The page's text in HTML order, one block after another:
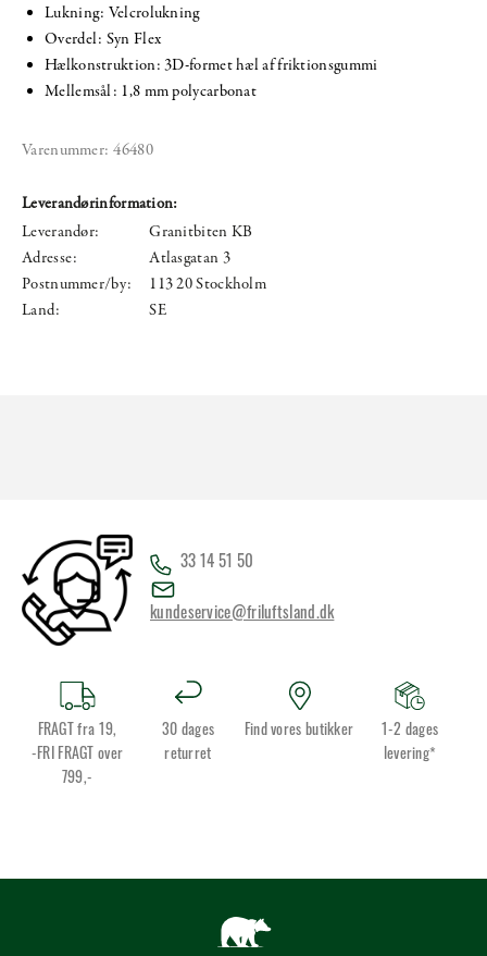
Lukning: Velcrolukning
Overdel: Syn Flex
Hælkonstruktion: 3D-formet hæl af friktionsgummi
Mellemsål: 1,8 mm polycarbonat
Varenummer: 46480
Leverandørinformation:
Leverandør:
Granitbiten KB
Adresse:
Atlasgatan 3
Postnummer/by:
113 20 Stockholm
Land:
SE
33 14 51 50
kundeservice@friluftsland.dk
FRAGT fra 19,
-FRI FRAGT over
799,-
30 dages
returret
Find vores butikker
1-2 dages
levering*